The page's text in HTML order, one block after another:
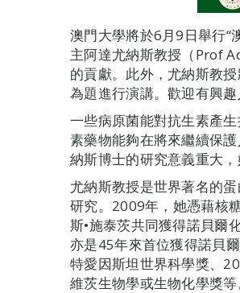
澳門大學將於6月9日舉行“
主阿達尤納斯教授（Prof
的貢獻。此外，尤納斯教
為題進行演講。歡迎有興趣
一些病原菌能對抗生素產
素藥物能夠在將來繼續保
納斯博士的研究意義重大，
尤納斯教授是世界著名的
研究。2009年，她憑藉核
斯•施泰茨共同獲得諾貝爾
亦是45年來首位獲得諾貝
特愛因斯坦世界科學獎、
維茨生物學或生物化學獎等